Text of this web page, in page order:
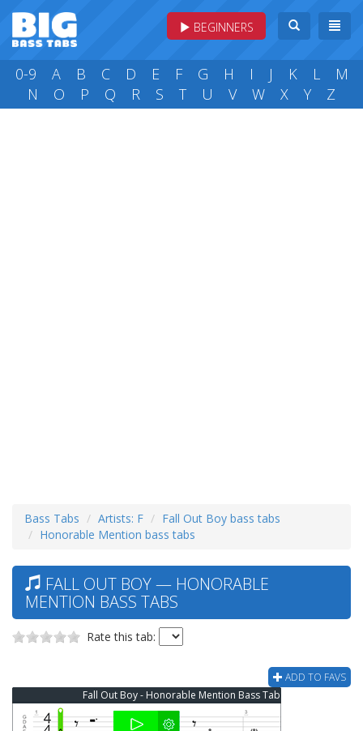
BEGINNERS
0-9 A B C D E F G H I J K L
M
N
O P Q R S T U V W X Y Z
Bass Tabs Artists: F
Fall Out Boy bass tabs
Honorable Mention bass tabs
FALL OUT BOY — HONORABLE
MENTION BASS TABS
Rate this tab:
ADD TO FAVS
Fall Out Boy - Honorable Mention Bass Tab